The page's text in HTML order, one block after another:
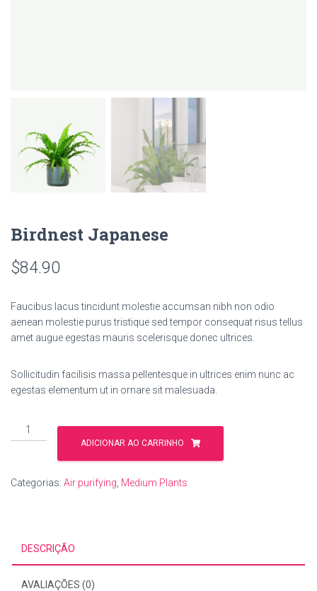
Birdnest Japanese
$84.90
Faucibus lacus tincidunt molestie accumsan nibh non odio
aenean molestie purus tristique sed tempor consequat risus tellus
amet augue egestas mauris scelerisque donec ultrices.
Sollicitudin facilisis massa pellentesque in ultrices enim nunc ac
egestas elementum ut in ornare sit malesuada.
Birdnest
Japanese
quantidade
ADICIONAR AO CARRINHO
Categorias: Air purifying Medium Plants
DESCRIÇÃO
AVALIAÇÕES (0)